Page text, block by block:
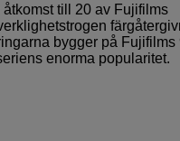
till 20 av Fujifilms
bygger på Fujifilms
enorma popularitet.